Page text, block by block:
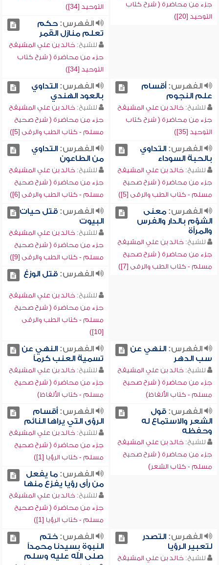
جزء من محاضرة ( شرح كتاب
التوحيد [20])
التوحيد [34])
الفهرس:حكم
تعلم منازل القمر
للشيخ: خالد بن علي المشيقح
جزء من محاضرة ( شرح كتاب
التوحيد [34])
الفهرس:أقسام
علم النجوم
للشيخ: خالد بن علي المشيقح
جزء من محاضرة ( شرح كتاب
التوحيد [35])
الفهرس:التداوي
بالعود الهندي
للشيخ: خالد بن علي المشيقح
جزء من محاضرة ( شرح صحيح
مسلم - كتاب الطب والرقى [5])
الفهرس:التداوي
بالحبة السوداء
للشيخ: خالد بن علي المشيقح
جزء من محاضرة ( شرح صحيح
مسلم - كتاب الطب والرقى [5])
الفهرس:التداوي
من الطاعون
للشيخ: خالد بن علي المشيقح
جزء من محاضرة ( شرح صحيح
مسلم - كتاب الطب والرقى [6])
الفهرس:معنى
الشؤم بالدار والفرس
والمرأة
للشيخ: خالد بن علي المشيقح
جزء من محاضرة ( شرح صحيح
مسلم - كتاب الطب والرقى [7])
الفهرس:قتل حيات
البيوت
للشيخ: خالد بن علي المشيقح
جزء من محاضرة ( شرح صحيح
مسلم - كتاب الطب والرقى [9])
الفهرس:قتل الوزغ
للشيخ: خالد بن علي المشيقح
جزء من محاضرة ( شرح صحيح
مسلم - كتاب الطب والرقى
[10])
الفهرس:النهي عن
سب الدهر
للشيخ: خالد بن علي المشيقح
جزء من محاضرة ( شرح صحيح
مسلم - كتاب الألفاظ)
الفهرس:النهي عن
تسمية العنب كرماً
للشيخ: خالد بن علي المشيقح
جزء من محاضرة ( شرح صحيح
مسلم - كتاب الألفاظ)
الفهرس:قول
الشعر والاستماع له
وحفظه
للشيخ: خالد بن علي المشيقح
جزء من محاضرة ( شرح صحيح
مسلم - كتاب الشعر)
الفهرس:أقسام
الرؤى التي يراها النائم
للشيخ: خالد بن علي المشيقح
جزء من محاضرة ( شرح صحيح
مسلم - كتاب الرؤيا [1])
الفهرس:ما يفعل
من رأى رؤيا يفزع منها
للشيخ: خالد بن علي المشيقح
جزء من محاضرة ( شرح صحيح
مسلم - كتاب الرؤيا [1])
الفهرس:التصدر
لتعبير الرؤيا
للشيخ: خالد بن علي المشيقح
الفهرس:ختم
النبوة بسيدنا محمداً
صلى الله عليه وسلم